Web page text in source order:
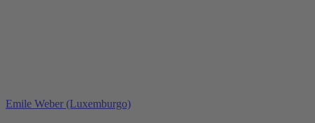
Emile Weber (Luxemburgo)